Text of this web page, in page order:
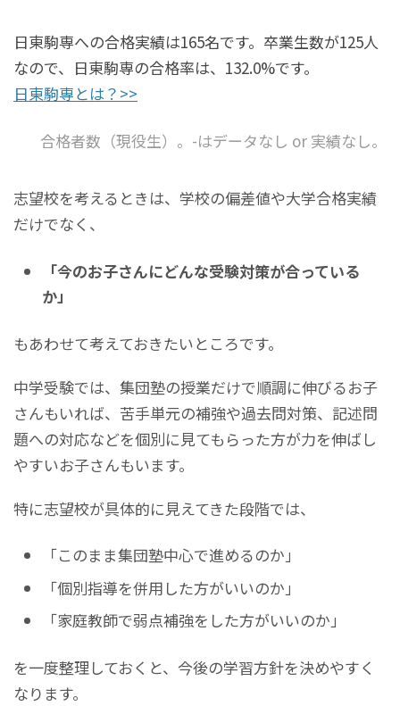
日東駒専への合格実績は165名です。卒業生数が125人
なので、日東駒専の合格率は、132.0%です。
日東駒専とは？>>
合格者数（現役生）。-はデータなし or 実績なし。
志望校を考えるときは、学校の偏差値や大学合格実績
だけでなく、
「今のお子さんにどんな受験対策が合っている
か」
もあわせて考えておきたいところです。
中学受験では、集団塾の授業だけで順調に伸びるお子
さんもいれば、苦手単元の補強や過去問対策、記述問
題への対応などを個別に見てもらった方が力を伸ばし
やすいお子さんもいます。
特に志望校が具体的に見えてきた段階では、
「このまま集団塾中心で進めるのか」
「個別指導を併用した方がいいのか」
「家庭教師で弱点補強をした方がいいのか」
を一度整理しておくと、今後の学習方針を決めやすく
なります。